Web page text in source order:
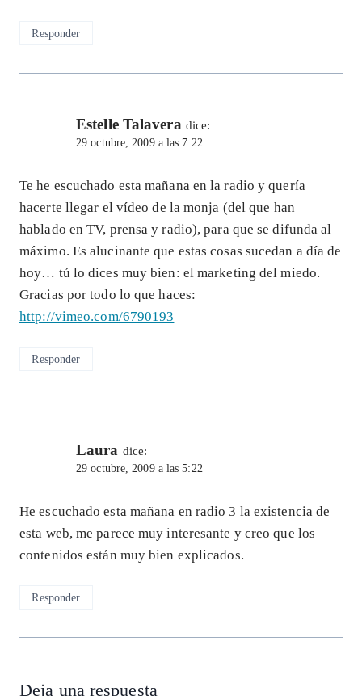
Responder
Estelle Talavera dice:
29 octubre, 2009 a las 7:22
Te he escuchado esta mañana en la radio y quería
hacerte llegar el vídeo de la monja (del que han
hablado en TV, prensa y radio), para que se difunda al
máximo. Es alucinante que estas cosas sucedan a día de
hoy… tú lo dices muy bien: el marketing del miedo.
Gracias por todo lo que haces:
http://vimeo.com/6790193
Responder
Laura dice:
29 octubre, 2009 a las 5:22
He escuchado esta mañana en radio 3 la existencia de
esta web, me parece muy interesante y creo que los
contenidos están muy bien explicados.
Responder
Deja una respuesta